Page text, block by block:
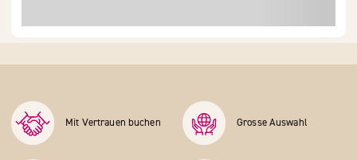
Mit Vertrauen buchen Grosse Auswahl